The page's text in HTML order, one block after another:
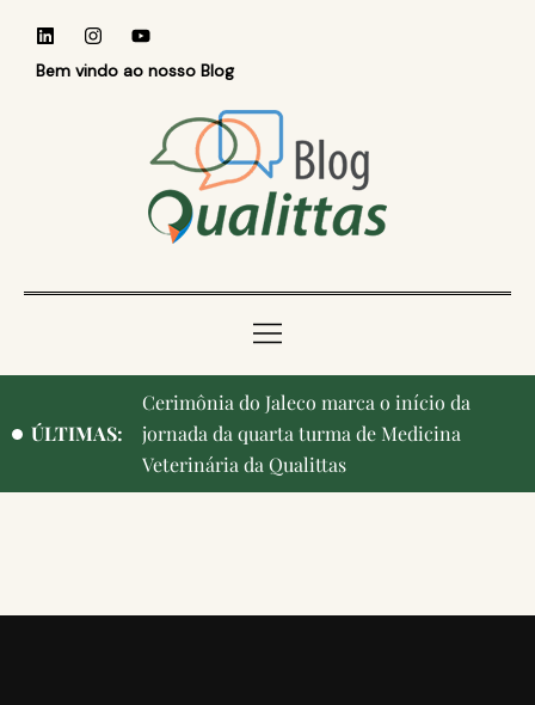
Bem vindo ao nosso Blog
ÚLTIMAS:
Qualittas, Portas Abertas! e aniversário de
Campinas, cidade onde nasceu a instituição,
ganham destaque na imprensa